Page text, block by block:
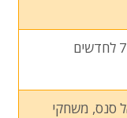
סנס, משחקי